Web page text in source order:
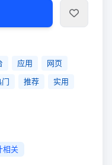
应用
网页
推荐
实用
相关